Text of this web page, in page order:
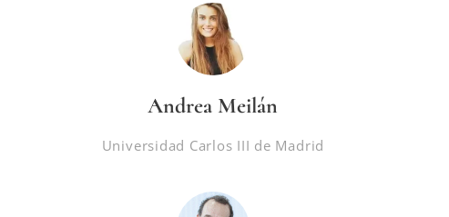
Andrea Meilán
Universidad Carlos III de Madrid